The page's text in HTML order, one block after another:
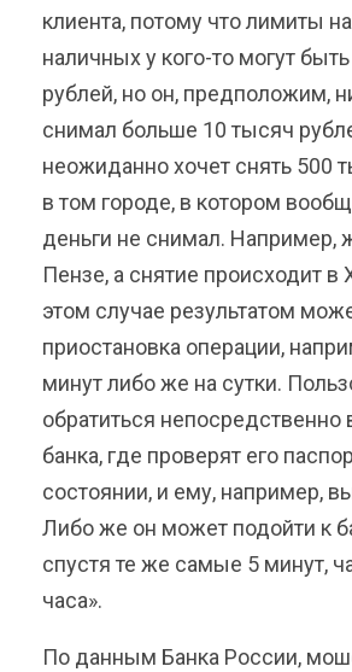
клиента, потому что лимиты
наличных у кого-то могут
рублей, но он, предположим,
снимал больше 10 тысяч
неожиданно хочет снять 500
в том городе, в котором
деньги не снимал. Например,
Пензе, а снятие происходит в
этом случае результатом
приостановка операции,
минут либо же на сутки.
обратиться непосредственно
банка, где проверят его
состоянии, и ему, например,
Либо же он может подойти к
спустя те же самые 5 минут,
часа».
По данным Банка России,